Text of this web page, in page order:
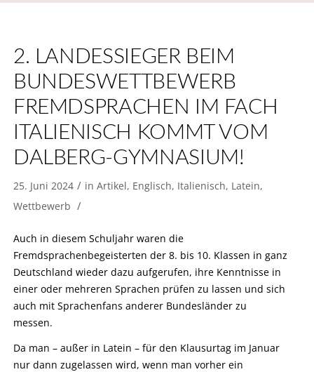
2. LANDESSIEGER BEIM
BUNDESWETTBEWERB
FREMDSPRACHEN IM FACH
ITALIENISCH KOMMT VOM
DALBERG-GYMNASIUM!
25. Juni 2024 / in Artikel, Englisch, Italienisch, Latein,
Wettbewerb /
Auch in diesem Schuljahr waren die
Fremdsprachenbegeisterten der 8. bis 10. Klassen in ganz
Deutschland wieder dazu aufgerufen, ihre Kenntnisse in
einer oder mehreren Sprachen prüfen zu lassen und sich
auch mit Sprachenfans anderer Bundesländer zu
messen.
Da man – außer in Latein – für den Klausurtag im Januar
nur dann zugelassen wird, wenn man vorher ein